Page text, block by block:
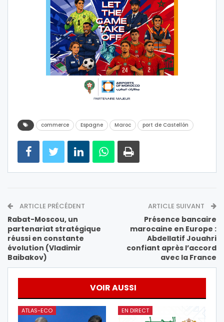
commerce Espagne Maroc port de Castellón
ARTICLE PRÉCÉDENT
Rabat-Moscou, un
partenariat stratégique
réussi en constante
évolution (Vladimir
Baibakov)
ARTICLE SUIVANT
Présence bancaire
marocaine en Europe :
Abdellatif Jouahri
confiant après l’accord
avec la France
VOIR AUSSI
ATLAS-ECO EN DIRECT